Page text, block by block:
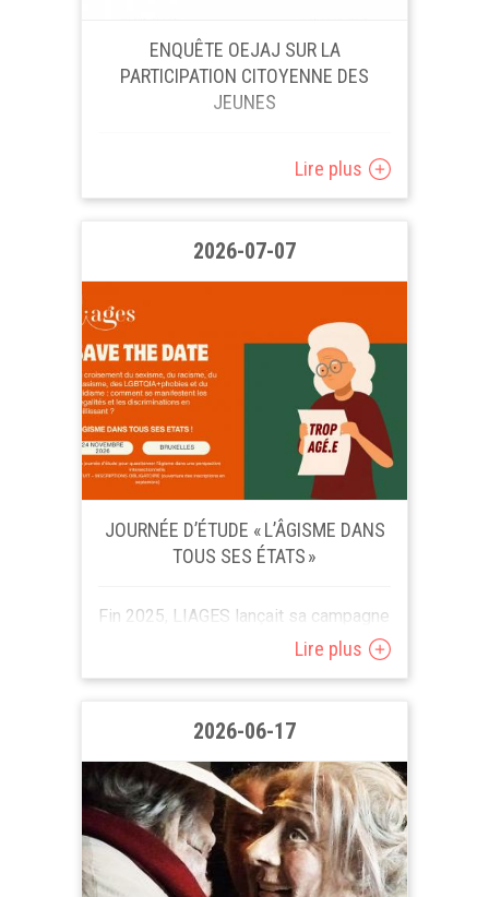
ENQUÊTE OEJAJ SUR LA
PARTICIPATION CITOYENNE DES
JEUNES
L’Observatoire de l’Enfance, de la
participation citoyenne des jeunes. Il
Lire plus
2026-07-07
JOURNÉE D’ÉTUDE « L’ÂGISME DANS
TOUS SES ÉTATS »
Fin 2025, LIAGES lançait sa campagne
de sensibilisation « Le problème, ce
Lire plus
2026-06-17